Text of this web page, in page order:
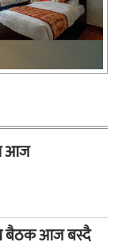
आज
बैठक आज बस्दै